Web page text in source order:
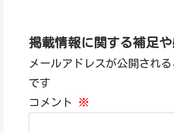
創業
積み
フラ
掲載情報に関する補足
メールアドレスが公開される
です
コメント
※